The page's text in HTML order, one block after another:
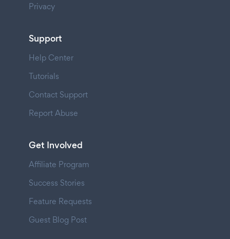
Privacy
Support
Help Center
Tutorials
Contact Support
Report Abuse
Get Involved
Affiliate Program
Success Stories
Feature Requests
Guest Blog Post